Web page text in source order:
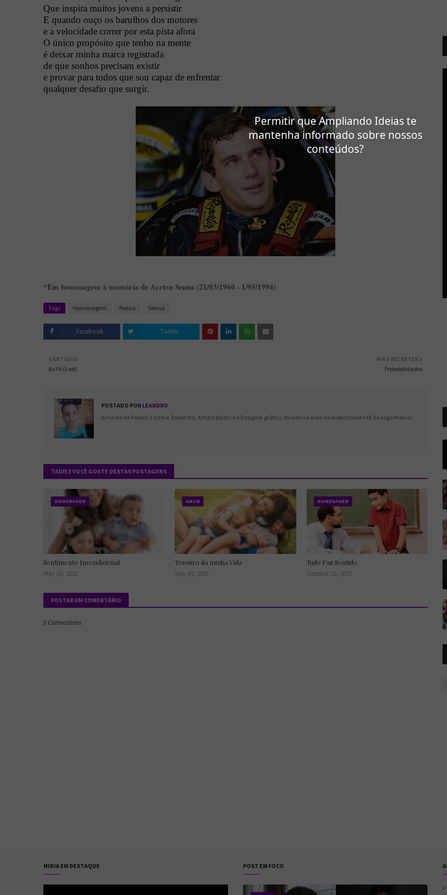
Permitir que Ampliando Ideias te
mantenha informado sobre nossos
conteúdos?
Que inspira muitos jovens a persistir
E quando ouço os barulhos dos motores
e a velocidade correr por esta pista afora
O único propósito que tenho na mente
é deixar minha marca registrada
de que sonhos precisam existir
e provar para todos que sou capaz de enfrentar
qualquer desafio que surgir.
*Em homenagem à memória de Ayrton Senna (21/03/1960 - 1/05/1994)
Tags Homenagem Poesia Senna
Facebook Twitter
MAIS RECENTES
Probabilidades
ANTIGOS
Ao Pó (Lost)
POSTADO POR LEANDRO
Amante da Poesia, Escritor, Roteirista, Artista plástico e Designer gráfico, focado na área da publicidade e fã da saga Marvel.
TALVEZ VOCÊ GOSTE DESTAS POSTAGENS
HOMENAGEM
Sentimento Incondicional
May 08, 2022
AMOR
Tesouro da minha Vida
May 09, 2021
HOMENAGEM
Tudo Faz Sentido
October 15, 2019
POSTAR UM COMENTÁRIO
0 Comentários
MIDIA EM DESTAQUE POST EM FOCO